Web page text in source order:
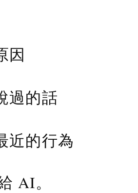
因
過的話
近的行為
AI。